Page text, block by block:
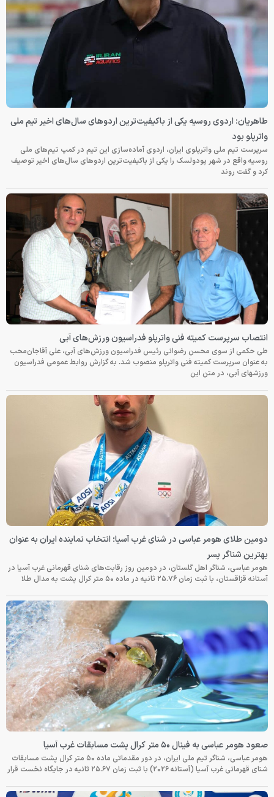
طاهریان: اردوی روسیه یکی از باکیفیت‌ترین اردوهای سال‌های اخیر تیم ملی
واترپلو بود
سرپرست تیم ملی واترپلوی ایران، اردوی آماده‌سازی این تیم در کمپ تیم‌های ملی
روسیه واقع در شهر پودولسک را یکی از باکیفیت‌ترین اردوهای سال‌های اخیر توصیف
کرد و گفت روند
انتصاب سرپرست کمیته فنی واترپلو فدراسیون ورزش‌های آبی
طی حکمی از سوی محسن رضوانی رئیس فدراسیون ورزش‌های آبی، علی آقاجان‌محب
به عنوان سرپرست کمیته فنی واترپلو منصوب شد. به گزارش روابط عمومی فدراسیون
ورزشهای آبی، در متن این
دومین طلای هومر عباسی در شنای غرب آسیا؛ انتخاب نماینده ایران به عنوان
بهترین شناگر پسر
هومر عباسی، شناگر اهل گلستان، در دومین روز رقابت‌های شنای قهرمانی غرب آسیا در
آستانه قزاقستان، با ثبت زمان ۲۵.۷۶ ثانیه در ماده ۵۰ متر کرال پشت به مدال طلا
صعود هومر عباسی به فینال ۵۰ متر کرال پشت مسابقات غرب آسیا
هومر عباسی، شناگر تیم ملی ایران، در دور مقدماتی ماده ۵۰ متر کرال پشت مسابقات
شنای قهرمانی غرب آسیا (آستانه ۲۰۲۶) با ثبت زمان ۲۵.۶۷ ثانیه در جایگاه نخست قرار